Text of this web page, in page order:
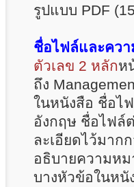
รูปแบบ PDF
ชื่อไฟล์และคว
ตัวเลข 2 หลักห
ถึง
ในหนังสือ ชื่อไ
อังกฤษ ชื่อไฟล์
ละเอียดไว้มาก
อธิบายความหม
บางหัวข้อในหนั